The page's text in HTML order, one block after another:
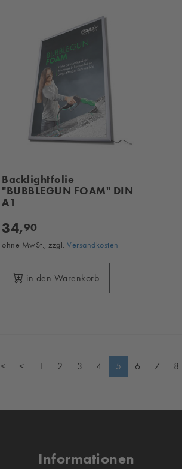
Backlightfolie
"BUBBLEGUN FOAM" DIN
A1
34,90
ohne MwSt., zzgl.Versandkosten
in den Warenkorb
|< < 1 2 3 4 5 6 7 8
Informationen